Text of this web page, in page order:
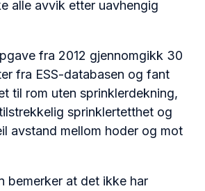
alle avvik etter uavhengig
fra 2012 gjennomgikk 30
fra ESS-databasen og fant
til rom uten sprinklerdekning,
sprinklertetthet og
avstand mellom hoder og mot
bemerker at det ikke har